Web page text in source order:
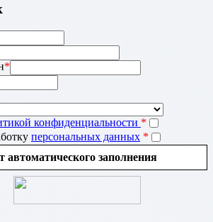
*
конфиденциальности *
персональных данных *
автоматического заполнения